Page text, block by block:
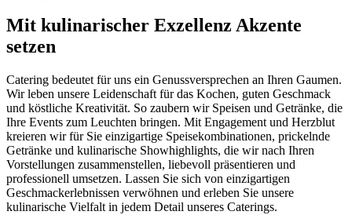
Mit kulinarischer Exzellenz Akzente
setzen
Catering bedeutet für uns ein Genussversprechen an Ihren Gaumen.
Wir leben unsere Leidenschaft für das Kochen, guten Geschmack
und köstliche Kreativität. So zaubern wir Speisen und Getränke, die
Ihre Events zum Leuchten bringen. Mit Engagement und Herzblut
kreieren wir für Sie einzigartige Speisekombinationen, prickelnde
Getränke und kulinarische Showhighlights, die wir nach Ihren
Vorstellungen zusammenstellen, liebevoll präsentieren und
professionell umsetzen. Lassen Sie sich von einzigartigen
Geschmackerlebnissen verwöhnen und erleben Sie unsere
kulinarische Vielfalt in jedem Detail unseres Caterings.